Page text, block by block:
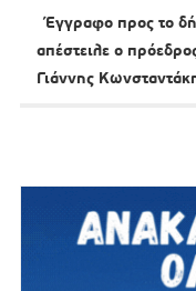
Έγγραφο προς το
απέστειλε ο
Γιάννης